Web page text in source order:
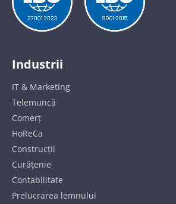
Industrii
IT & Marketing
Telemuncă
Comerț
HoReCa
Construcții
Curățenie
Contabilitate
Prelucrarea lemnului